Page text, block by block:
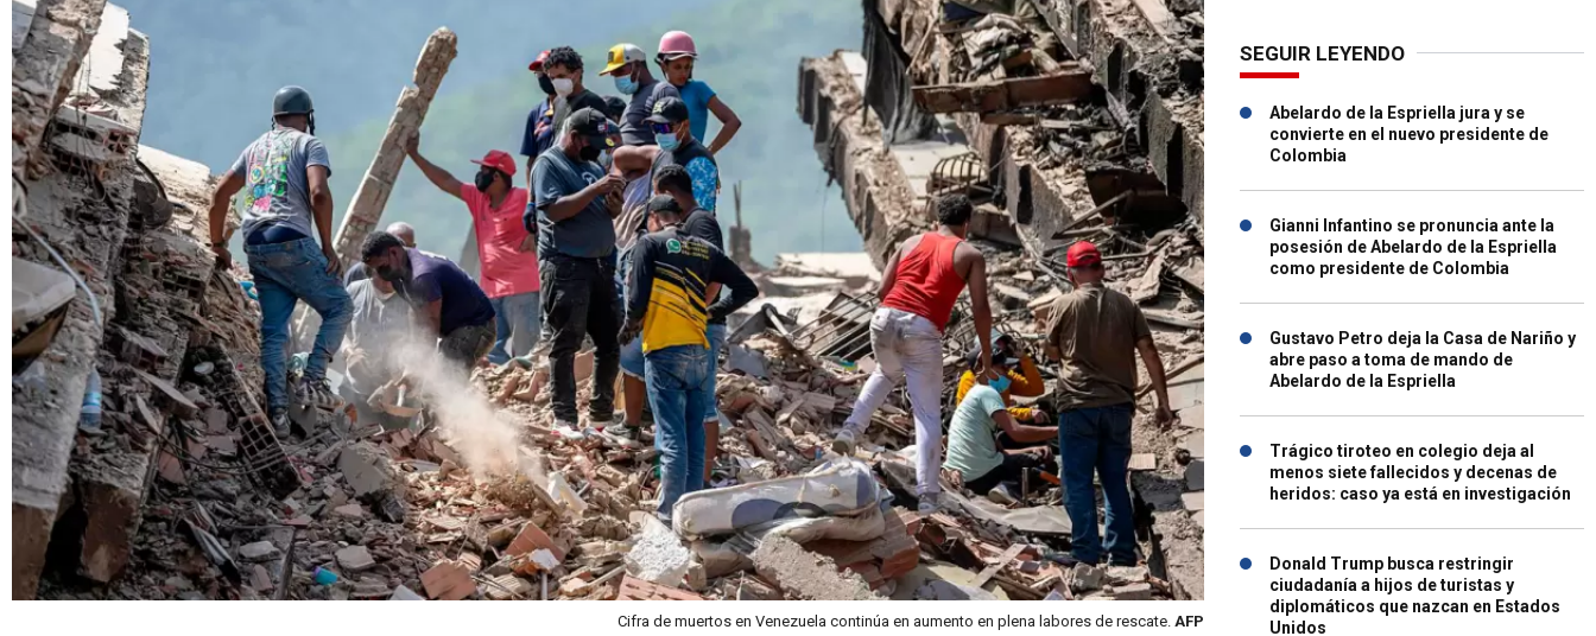
Cifra de muertos en Venezuela continúa en aumento en plena labores de rescate. AFP
SEGUIR LEYENDO
Abelardo de la Espriella jura y se
convierte en el nuevo presidente de
Colombia
Gianni Infantino se pronuncia ante la
posesión de Abelardo de la Espriella
como presidente de Colombia
Gustavo Petro deja la Casa de Nariño y
abre paso a toma de mando de
Abelardo de la Espriella
Trágico tiroteo en colegio deja al
menos siete fallecidos y decenas de
heridos: caso ya está en investigación
Donald Trump busca restringir
ciudadanía a hijos de turistas y
diplomáticos que nazcan en Estados
Unidos